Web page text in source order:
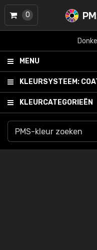
MENU
KLEURSYSTEEM:
KLEURCATEGORIEËN
0